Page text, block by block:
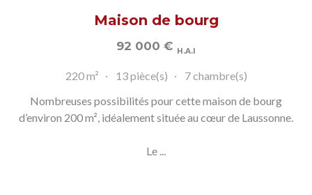
Maison de bourg
92 000 € H.A.I
220 m² 13 pièce(s)
7 chambre(s)
Nombreuses possibilités pour cette maison de bourg
d’environ 200 m², idéalement située au cœur de Laussonne.
Le ...